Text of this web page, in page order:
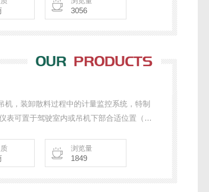
吨以上的行车等均可采用此秤。
3056
表可置于驾驶室内或吊机下部合适位置（配
完成每船货物的计量工作，并自动打印清单
浏览量
1849